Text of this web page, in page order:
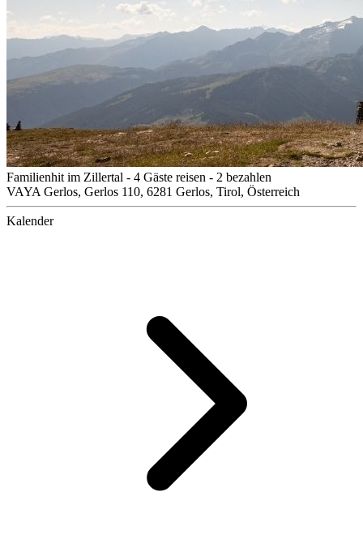
Familienhit im Zillertal - 4 Gäste reisen - 2 bezahlen
VAYA Gerlos, Gerlos 110, 6281 Gerlos, Tirol, Österreich
Kalender